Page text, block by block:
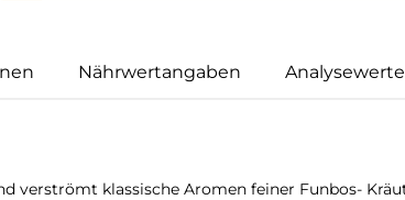
Nährwertangaben Analysewerte
verströmt klassische Aromen feiner Funbos-